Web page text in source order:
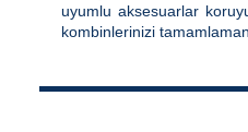
uyumlu aksesuarlar
kombinlerinizi